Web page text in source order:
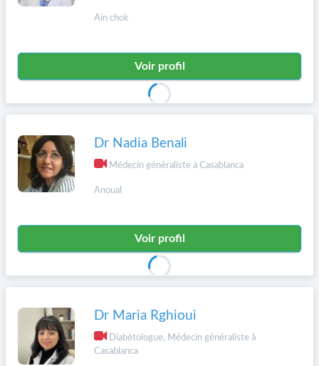
Ain chok
Voir profil
Dr Nadia Benali
Médecin généraliste à Casablanca
Anoual
Voir profil
Dr Maria Rghioui
Diabétologue, Médecin généraliste à
Casablanca